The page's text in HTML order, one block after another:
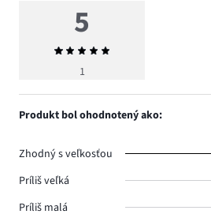
5
Priemerné
hodnotenie
1
Produkt bol ohodnotený ako:
Zhodný s veľkosťou
Príliš veľká
Príliš malá